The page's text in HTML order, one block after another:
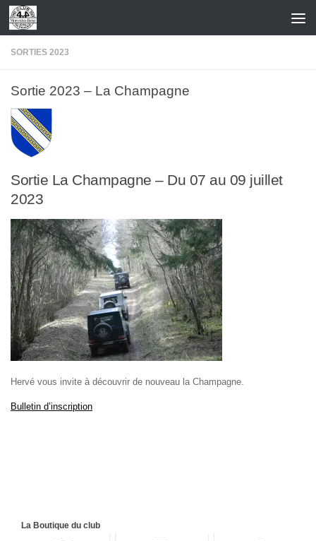
Skip to content
SORTIES 2023
Sortie 2023 – La Champagne
Sortie La Champagne – Du 07 au 09 juillet
2023
Hervé vous invite à découvrir de nouveau la Champagne.
Bulletin d’inscription
La Boutique du club